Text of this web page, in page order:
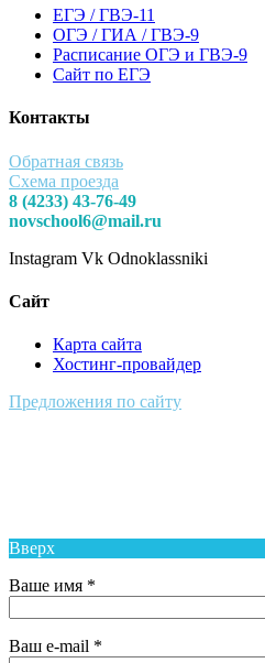
ЕГЭ / ГВЭ-11
ОГЭ / ГИА / ГВЭ-9
Расписание ОГЭ и ГВЭ-9
Сайт по ЕГЭ
Контакты
Обратная связь
Схема проезда
8 (4233) 43-76-49
novschool6@mail.ru
Instagram Vk Odnoklassniki
Сайт
Карта сайта
Хостинг-провайдер
Предложения по сайту
Вверх
Ваше имя *
Ваш e-mail *